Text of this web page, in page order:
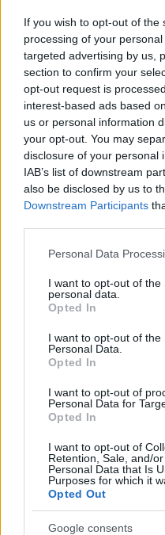
If you wish to opt-out of
processing of your
targeted advertising by us,
section to confirm your
opt-out request is
interest-based ads based
us or personal information
your opt-out. You may
disclosure of your personal
IAB’s list of downstream
also be disclosed by us to
Downstream Participants
Please note that this
not limited to your visit or
grant or deny consent to
use your data for below
consent section.
Personal Data
I want to opt-out of the
personal data.
Opted In
I want to opt-out of the
Personal Data.
Opted In
I want to opt-out of
Personal Data for
Opted In
I want to opt-out of
Retention, Sale, and/
Personal Data that Is
Purposes for which it
Opted Out
Google consents
11.02.2026
ZAKSA Kędzierzyn-
17:30
06.02.2026
Ślepsk Malow Suwałki
PGE Projekt Warszawa
02.02.2026
Ślepsk Malow Suwałki
Cuprum Stilon Gorzów
STEAM HEMARPOL
NA WYJEZDZIE
2025/2026 · TAURONLIGA
21.03.2026
Steam Hemarpol
Energa Trefl Gdańsk
Steam Hemarpol
ZAKSA Kędzierzyn-
Steam Hemarpol
Cuprum Stilon Gorzów
Steam Hemarpol
Częstochowa
W przypadku spotkań
TauronLigaŚlepsk Malow
Częstochowa, niezwykle
również dyspozycja drużyn,
Na naszej stronie